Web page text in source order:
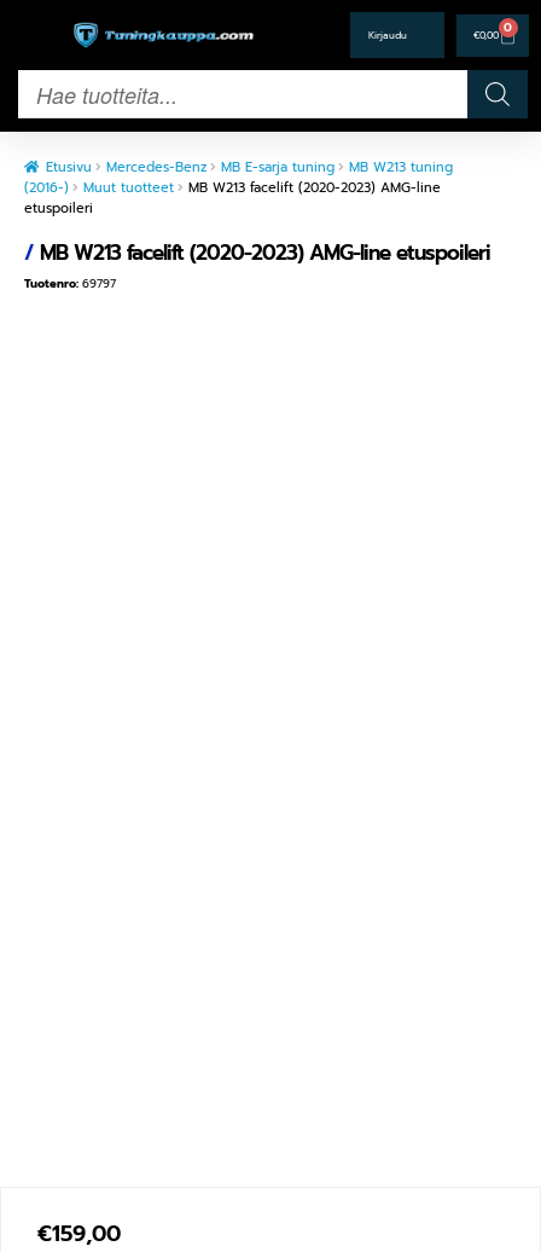
€0,00 0
Etusivu Mercedes-Benz MB E-sarja tuning
MB W213 tuning
(2016-)
Muut tuotteet
MB W213 facelift (2020-2023) AMG-line
etuspoileri
/MB W213 facelift (2020-2023) AMG-line etuspoileri
Tuotenro: 69797
€159,00